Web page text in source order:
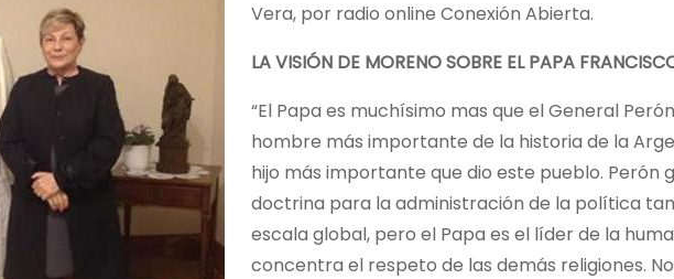
Vera, por radio online Conexión Abierta.
LA VISIÓN DE MORENO SOBRE EL PAPA
“El Papa es muchísimo mas que el General
hombre más importante de la historia de la
hijo más importante que dio este pueblo. Perón
doctrina para la administración de la política
escala global, pero el Papa es el líder de la
concentra el respeto de las demás religiones.